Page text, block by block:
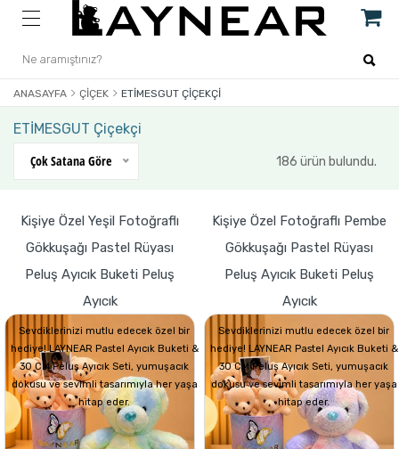
ANASAYFA ÇIÇEK ETİMESGUT ÇIÇEKÇI
ETİMESGUT Çiçekçi
Çok Satana Göre
186 ürün bulundu.
Kişiye Özel Yeşil Fotoğraflı
Gökkuşağı Pastel Rüyası
Peluş Ayıcık Buketi Peluş
Ayıcık
Sevdiklerinizi mutlu edecek özel bir
hediye! LAYNEAR Pastel Ayıcık Buketi &
30 CM Peluş Ayıcık Seti, yumuşacık
dokusu ve sevimli tasarımıyla her yaşa
hitap eder.
Kişiye Özel Fotoğraflı Pembe
Gökkuşağı Pastel Rüyası
Peluş Ayıcık Buketi Peluş
Ayıcık
Sevdiklerinizi mutlu edecek özel bir
hediye! LAYNEAR Pastel Ayıcık Buketi &
30 CM Peluş Ayıcık Seti, yumuşacık
dokusu ve sevimli tasarımıyla her yaşa
hitap eder.